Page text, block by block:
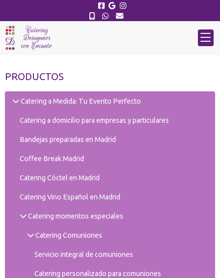
PRODUCTOS
Catering a Medida: Tu Evento Perfecto
Catering a domicilio para empresas y particulares
Bandejas preparadas en Madrid
Coffee Break Madrid
Catering Cóctel en Madrid
Catering Vino Español en Madrid
Catering momentos especiales
Catering Comuniones
Servicio integral de comuniones
Catering personalizado para comuniones